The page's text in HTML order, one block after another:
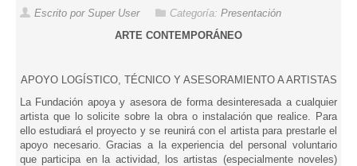
Escrito por Super User
Categoría: Presentación
ARTE CONTEMPORÁNEO
APOYO LOGÍSTICO, TÉCNICO Y ASESORAMIENTO A ARTISTAS
La Fundación apoya y asesora de forma desinteresada a cualquier
artista que lo solicite sobre la obra o instalación que realice. Para
ello estudiará el proyecto y se reunirá con el artista para prestarle el
apoyo necesario. Gracias a la experiencia del personal voluntario
que participa en la actividad, los artistas (especialmente noveles)